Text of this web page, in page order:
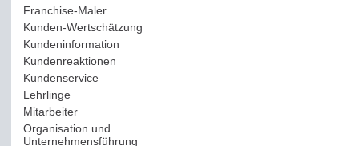
Franchise-Maler(42)
Kunden-Wertschätzung
Kundeninformation
Kundenreaktionen
Kundenservice(178)
Lehrlinge(54)
Mitarbeiter(163)
Organisation und
Unternehmensführung